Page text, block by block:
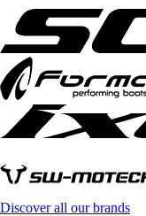
Discover all our brands